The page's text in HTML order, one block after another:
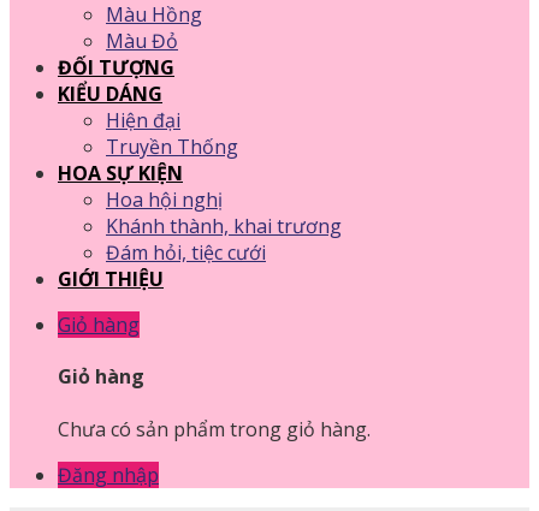
Màu Hồng
Màu Đỏ
ĐỐI TƯỢNG
KIỂU DÁNG
Hiện đại
Truyền Thống
HOA SỰ KIỆN
Hoa hội nghị
Khánh thành, khai trương
Đám hỏi, tiệc cưới
GIỚI THIỆU
Giỏ hàng
Giỏ hàng
Chưa có sản phẩm trong giỏ hàng.
Đăng nhập